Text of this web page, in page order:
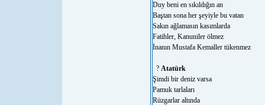
Duy beni en sıkıldığın an
Baştan sona her şeyiyle bu vatan
Sakın ağlamasın kasımlarda
Fatihler, Kanuniler ölmez
İnanın Mustafa Kemaller tükenmez
? Atatürk
Şimdi bir deniz varsa
Pamuk tarlaları
Rüzgarlar altında